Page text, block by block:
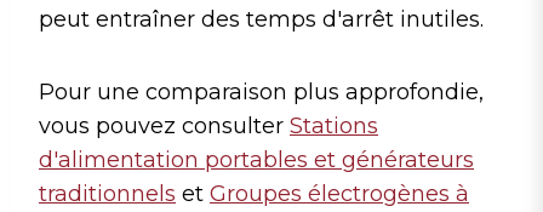
peut entraîner des temps d'arrêt inutiles.
Pour une comparaison plus approfondie,
vous pouvez consulter Stations
d'alimentation portables et générateurs
traditionnels et Groupes électrogènes à